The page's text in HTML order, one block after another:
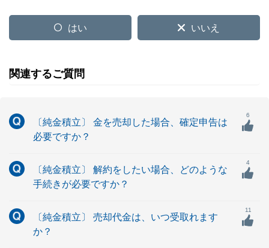
はい いいえ
関連するご質問
〔純金積立〕 金を売却した場合、確定申告は
必要ですか？
6
〔純金積立〕 解約をしたい場合、どのような
手続きが必要ですか？
4
〔純金積立〕 売却代金は、いつ受取れます
か？
11